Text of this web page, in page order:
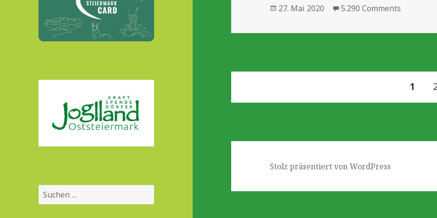
Suchen
nach:
Veröffentlicht
27. Mai 2020 5.290 Comments
SEITE
1
Stolz präsentiert von WordPress